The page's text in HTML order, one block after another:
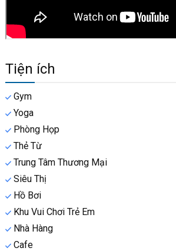
Tiện ích
Gym
Yoga
Phòng Họp
Thẻ Từ
Trung Tâm Thương Mại
Siêu Thị
Hồ Bơi
Khu Vui Chơi Trẻ Em
Nhà Hàng
Cafe